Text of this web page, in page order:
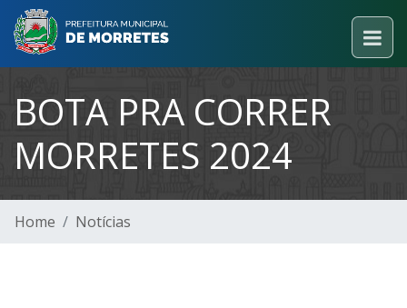
BOTA PRA CORRER
MORRETES 2024
Home Notícias